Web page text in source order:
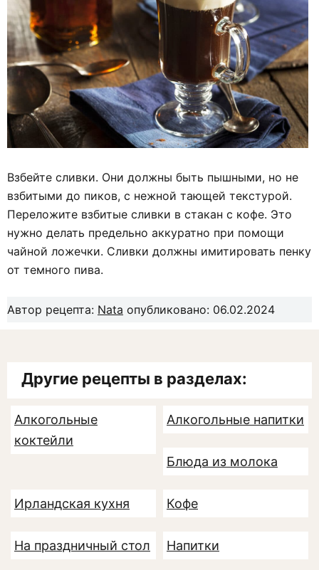
Взбейте сливки. Они должны быть пышными, но не
взбитыми до пиков, с нежной тающей текстурой.
Переложите взбитые сливки в стакан с кофе. Это
нужно делать предельно аккуратно при помощи
чайной ложечки. Сливки должны имитировать пенку
от темного пива.
Автор рецепта: Nata опубликовано: 06.02.2024
Другие рецепты в разделах:
Алкогольные
коктейли
Алкогольные напитки
Блюда из молока
Ирландская кухня Кофе
На праздничный стол Напитки